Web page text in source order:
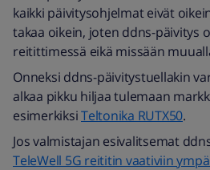
kaikki päivitysohjelmat eivät
takaa oikein, joten ddns-päivitys
reitittimessä eikä missään
Onneksi ddns-päivitystuellakin
alkaa pikku hiljaa tulemaan
esimerkiksiTeltonika RUTX50.
Jos valmistajan esivalitsemat
TeleWell 5G reititin vaativiin